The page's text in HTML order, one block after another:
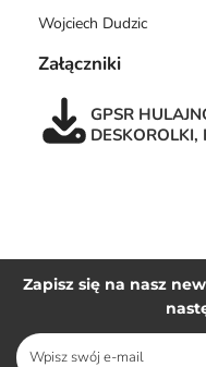
Wojciech Dudzic
Załączniki
GPSR
DESKOROLKI,
Zapisz się na nasz